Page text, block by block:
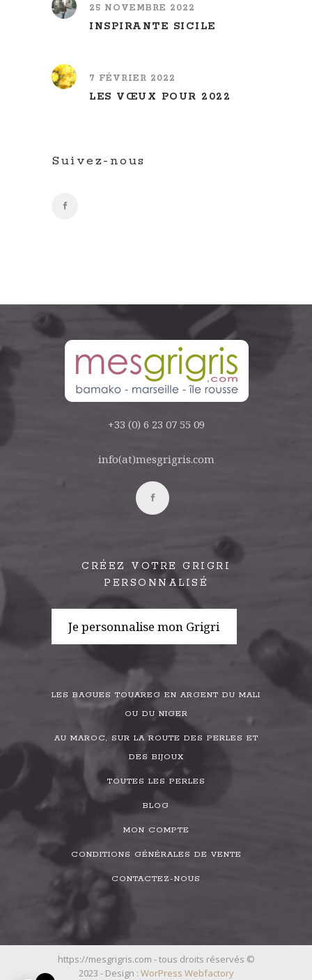
25 NOVEMBRE 2022
INSPIRANTE SICILE
7 FÉVRIER 2022
LES VŒUX POUR 2022
Suivez-nous
+33 (0) 6 23 07 55 09
info(at)mesgrigris.com
CRÉEZ VOTRE GRIGRI
PERSONNALISÉ
Je personnalise mon Grigri
LES BAGUES TOUAREG EN ARGENT DU MALI
OU DU NIGER
AU MAROC, SUR LA ROUTE DES PERLES ET
DES BIJOUX
TOUTES LES PERLES
BLOG
MON COMPTE
CONDITIONS GÉNÉRALES DE VENTE
CONTACTEZ-NOUS
https://mesgrigris.com - tous droits réservés ©
2023 - Design : WorPress Webfactory